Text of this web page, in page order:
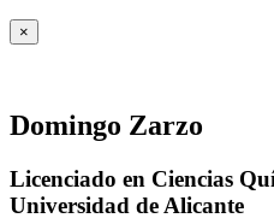
×
Domingo Zarzo
Licenciado en Ciencias
Universidad de Alicante